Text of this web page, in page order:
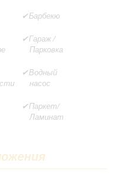
Барбекю
Гараж /
Парковка
Водный
насос
Паркет/
Ламинат